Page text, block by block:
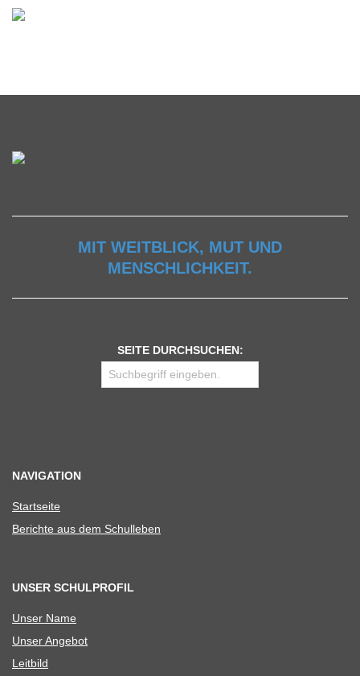
MIT WEITBLICK, MUT UND
MENSCHLICHKEIT.
SEITE DURCHSUCHEN:
NAVIGATION
Start­seite
Berichte aus dem Schulleben
UNSER SCHULPROFIL
Unser Name
Unser Ange­bot
Leit­bild